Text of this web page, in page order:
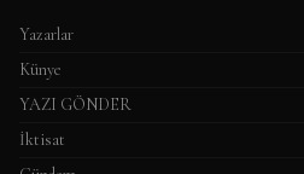
Yazarlar
Künye
YAZI GÖNDER
İktisat